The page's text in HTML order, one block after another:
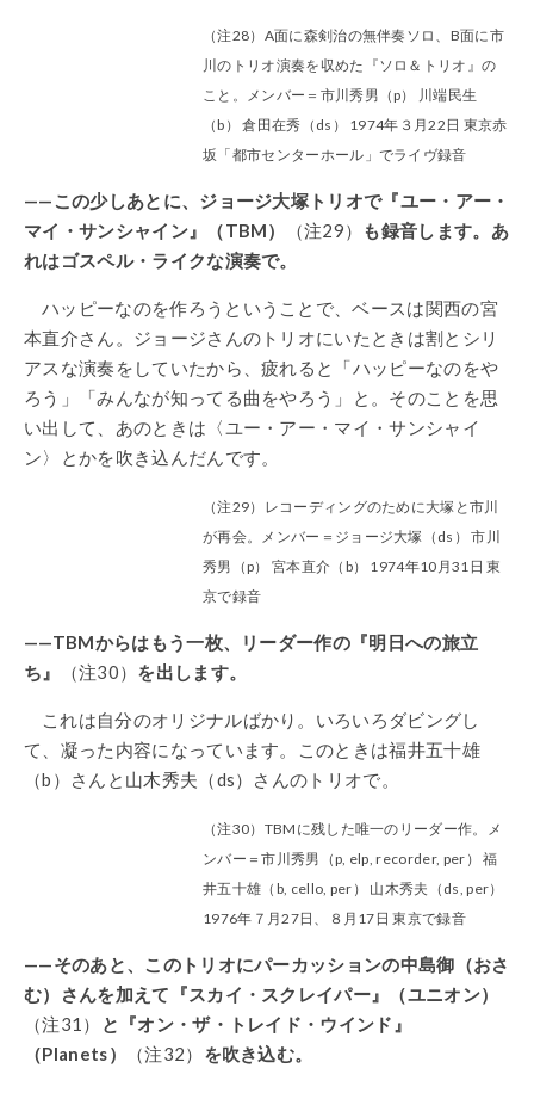
（注28）A面に森剣治の無伴奏ソロ、B面に市
川のトリオ演奏を収めた『ソロ＆トリオ』の
こと。メンバー＝市川秀男（p） 川端民生
（b） 倉田在秀（ds） 1974年３月22日 東京赤
坂「都市センターホール」でライヴ録音
——この少しあとに、ジョージ大塚トリオで『ユー・アー・
マイ・サンシャイン』（TBM）
（注29） も録音します。あ
れはゴスペル・ライクな演奏で。
ハッピーなのを作ろうということで、ベースは関西の宮
本直介さん。ジョージさんのトリオにいたときは割とシリ
アスな演奏をしていたから、疲れると「ハッピーなのをや
ろう」「みんなが知ってる曲をやろう」と。そのことを思
い出して、あのときは〈ユー・アー・マイ・サンシャイ
ン〉とかを吹き込んだんです。
（注29）レコーディングのために大塚と市川
が再会。メンバー＝ジョージ大塚（ds） 市川
秀男（p） 宮本直介（b） 1974年10月31日 東
京で録音
——TBMからはもう一枚、リーダー作の『明日への旅立
ち』
（注30） を出します。
これは自分のオリジナルばかり。いろいろダビングし
て、凝った内容になっています。このときは福井五十雄
（b）さんと山木秀夫（ds）さんのトリオで。
（注30）TBMに残した唯一のリーダー作。メ
ンバー＝市川秀男（p, elp, recorder, per） 福
井五十雄（b, cello, per） 山木秀夫（ds, per）
1976年７月27日、８月17日 東京で録音
——そのあと、このトリオにパーカッションの中島御（おさ
む）さんを加えて『スカイ・スクレイパー』（ユニオン）
（注31）
と『オン・ザ・トレイド・ウインド』
（Planets）
（注32） を吹き込む。